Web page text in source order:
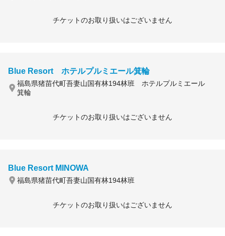
チケットのお取り扱いはございません
Blue Resort ホテルプルミエール箕輪
福島県猪苗代町吾妻山国有林194林班 ホテルプルミエール
箕輪
チケットのお取り扱いはございません
Blue Resort MINOWA
福島県猪苗代町吾妻山国有林194林班
チケットのお取り扱いはございません